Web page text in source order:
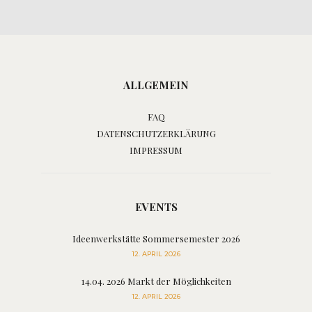
ALLGEMEIN
FAQ
DATENSCHUTZERKLÄRUNG
IMPRESSUM
EVENTS
Ideenwerkstätte Sommersemester 2026
12. APRIL 2026
14.04. 2026 Markt der Möglichkeiten
12. APRIL 2026